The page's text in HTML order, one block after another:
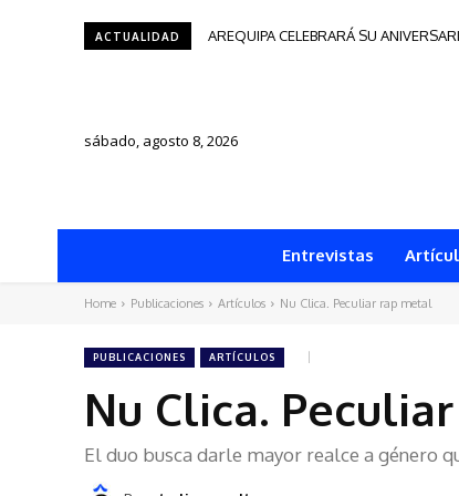
ACTUALIDAD AREQUIPA CELEBRARÁ SU
Tacna será sede del Festival de
sábado, agosto 8, 2026
Entrevistas
Home Publicaciones Artículos Nu Clica. Peculiar rap metal
PUBLICACIONES ARTÍCULOS
Nu Clica.
El duo busca darle mayor realce a género